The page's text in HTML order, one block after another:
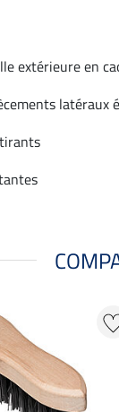
extérieure en
latéraux